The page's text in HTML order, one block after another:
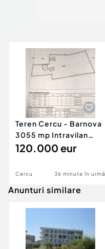
Teren Cercu - Barnova
3055 mp Intravilan
acces la DJ248D
120.000 eur
Cercu 36 minute în urmă
Anunturi similare